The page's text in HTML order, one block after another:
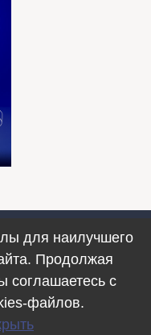
коррупции
г. Новосибирск
для наилучшего
Продолжая
соглашаетесь с
файлов.